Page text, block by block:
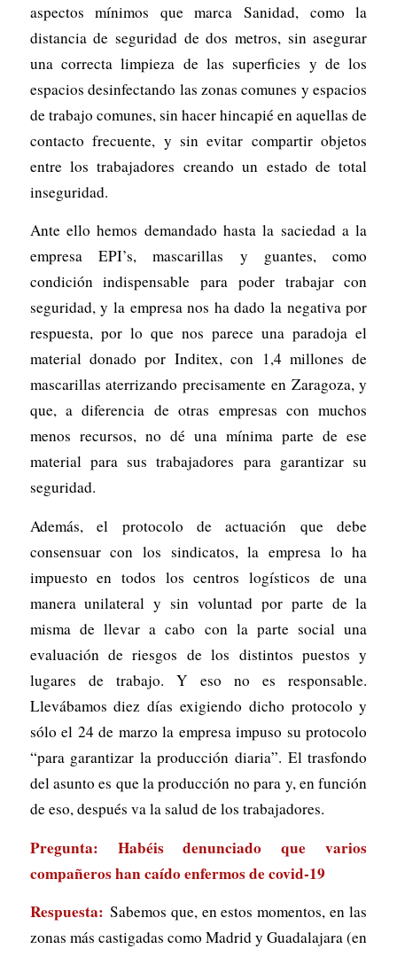
aspectos mínimos que marca Sanidad, como la
distancia de seguridad de dos metros, sin asegurar
una correcta limpieza de las superficies y de los
espacios desinfectando las zonas comunes y espacios
de trabajo comunes, sin hacer hincapié en aquellas de
contacto frecuente, y sin evitar compartir objetos
entre los trabajadores creando un estado de total
inseguridad.
Ante ello hemos demandado hasta la saciedad a la
empresa EPI’s, mascarillas y guantes, como
condición indispensable para poder trabajar con
seguridad, y la empresa nos ha dado la negativa por
respuesta, por lo que nos parece una paradoja el
material donado por Inditex, con 1,4 millones de
mascarillas aterrizando precisamente en Zaragoza, y
que, a diferencia de otras empresas con muchos
menos recursos, no dé una mínima parte de ese
material para sus trabajadores para garantizar su
seguridad.
Además, el protocolo de actuación que debe
consensuar con los sindicatos, la empresa lo ha
impuesto en todos los centros logísticos de una
manera unilateral y sin voluntad por parte de la
misma de llevar a cabo con la parte social una
evaluación de riesgos de los distintos puestos y
lugares de trabajo. Y eso no es responsable.
Llevábamos diez días exigiendo dicho protocolo y
sólo el 24 de marzo la empresa impuso su protocolo
“para garantizar la producción diaria”. El trasfondo
del asunto es que la producción no para y, en función
de eso, después va la salud de los trabajadores.
Pregunta: Habéis denunciado que varios
compañeros han caído enfermos de covid-19
Respuesta: Sabemos que, en estos momentos, en las
zonas más castigadas como Madrid y Guadalajara (en